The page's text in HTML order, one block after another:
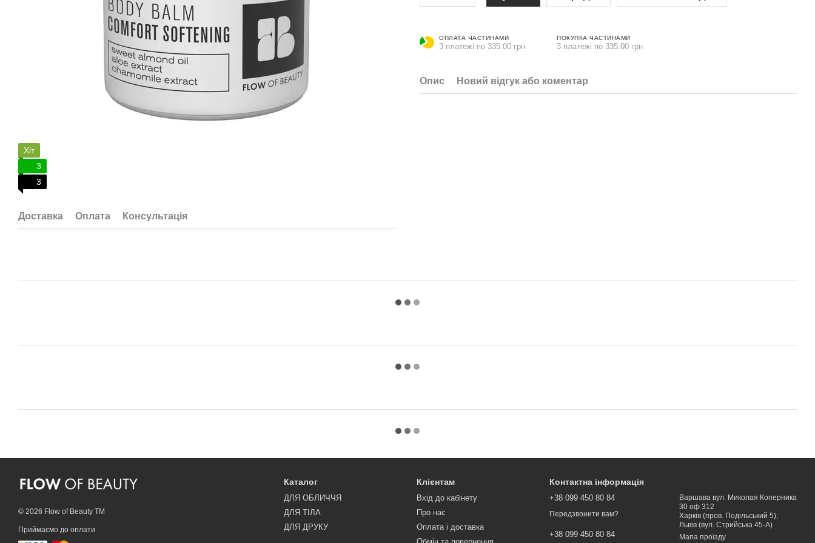
Хіт
3
3
Доставка Оплата Консультація
ОПЛАТА ЧАСТИНАМИ
3 платежі по 335.00 грн
ПОКУПКА ЧАСТИНАМИ
3 платежі по 335.00 грн
Опис Новий відгук або коментар
© 2026 Flow of Beauty TM
Приймаємо до оплати
Каталог
ДЛЯ ОБЛИЧЧЯ
ДЛЯ ТІЛА
ДЛЯ ДРУКУ
Клієнтам
Вхід до кабінету
Про нас
Оплата і доставка
Контактна інформація
+38 099 450 80 84
Передзвонити вам?
+38 099 450 80 84
Варшава вул. Миколая Коперника
30 оф 312
Харків (пров. Подільський 5),
Львів (вул. Стрийська 45-А)
Мапа проїзду